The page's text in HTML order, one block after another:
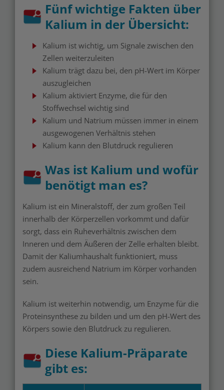
Fünf wichtige Fakten über
Kalium in der Übersicht:
Kalium ist wichtig, um Signale zwischen den
Zellen weiterzuleiten
Kalium trägt dazu bei, den pH-Wert im Körper
auszugleichen
Kalium aktiviert Enzyme, die für den
Stoffwechsel wichtig sind
Kalium und Natrium müssen immer in einem
ausgewogenen Verhältnis stehen
Kalium kann den Blutdruck regulieren
Was ist Kalium und wofür
benötigt man es?
Kalium ist ein Mineralstoff, der zum großen Teil
innerhalb der Körperzellen vorkommt und dafür
sorgt, dass ein Ruheverhältnis zwischen dem
Inneren und dem Äußeren der Zelle erhalten bleibt.
Damit der Kaliumhaushalt funktioniert, muss
zudem ausreichend Natrium im Körper vorhanden
sein.
Kalium ist weiterhin notwendig, um Enzyme für die
Proteinsynthese zu bilden und um den pH-Wert des
Körpers sowie den Blutdruck zu regulieren.
Diese Kalium-Präparate
gibt es: